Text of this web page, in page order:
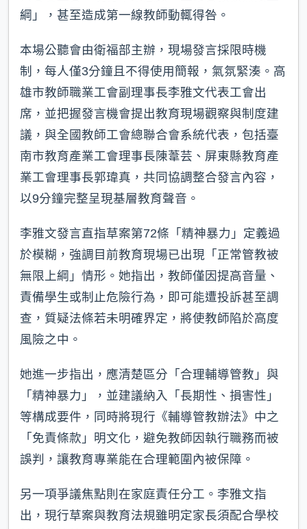
綱」，甚至造成第一線教師動輒得咎。
本場公聽會由衛福部主辦，現場發言採限時機
制，每人僅3分鐘且不得使用簡報，氣氛緊湊。高
雄市教師職業工會副理事長李雅文代表工會出
席，並把握發言機會提出教育現場觀察與制度建
議，與全國教師工會總聯合會系統代表，包括臺
南市教育產業工會理事長陳葦芸、屏東縣教育產
業工會理事長郭瑋真，共同協調整合發言內容，
以9分鐘完整呈現基層教育聲音。
李雅文發言直指草案第72條「精神暴力」定義過
於模糊，強調目前教育現場已出現「正常管教被
無限上綱」情形。她指出，教師僅因提高音量、
責備學生或制止危險行為，即可能遭投訴甚至調
查，質疑法條若未明確界定，將使教師陷於高度
風險之中。
她進一步指出，應清楚區分「合理輔導管教」與
「精神暴力」，並建議納入「長期性、損害性」
等構成要件，同時將現行《輔導管教辦法》中之
「免責條款」明文化，避免教師因執行職務而被
誤判，讓教育專業能在合理範圍內被保障。
另一項爭議焦點則在家庭責任分工。李雅文指
出，現行草案與教育法規雖明定家長須配合學校